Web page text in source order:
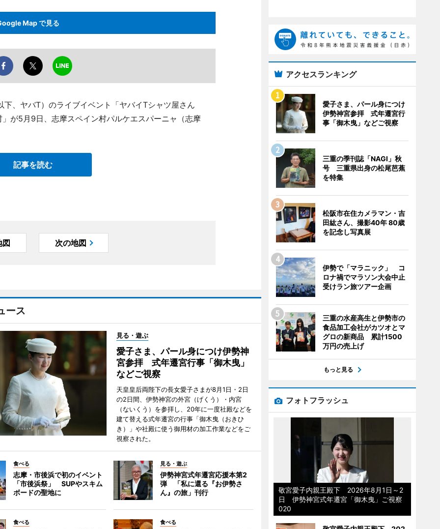
Map で見る
、ヤバT）のライブイベント「ヤバイTシャツ屋さん
が5月9日、志摩スペイン村パルケエスパーニャ（志摩
記事を読む
図 次の地図
ース
見る・遊ぶ
愛子さま、パール身につけ伊勢神
宮参拝 式年遷宮行事「御木曳」
などご視察
天皇皇后両陛下の長女愛子さまが8月1日・2日
の2日間、伊勢神宮の外宮（げくう）・内宮
（ないくう）を参拝し、20年に一度社殿などを
建て替える式年遷宮の行事「御木曳（おきひ
き）」や社殿に使う御用材の加工作業などをご
視察された。
食べる
志摩・市後浜で初のイベント
「市後浜祭」 SUPやスキム
ボードの聖地に
見る・遊ぶ
伊勢神宮式年遷宮応援本第2
弾 「私に還る『お伊勢さ
ん』の旅」刊行
食べる 食べる
アクセスランキング
愛子さま、パール身につけ
伊勢神宮参拝 式年遷宮行
事「御木曳」などご視察
三重の季刊誌「NAGI」秋
号 三重県出身の松尾芭蕉
を特集
松阪市在住カメラマン・吉
田紘さん、撮影40年 80歳
を記念し写真展
伊勢で「マラニック」 コ
ロナ禍でマラソン大会中止
受けラン旅ツアー企画
三重の水産高生と伊勢市の
食品加工会社がカツオとマ
グロの新商品 累計1500
万円の売上げ
もっと見る
フォトフラッシュ
敬宮愛子内親王殿下 2026年8月1日～2
日 伊勢神宮式年遷宮「御木曳」ご視察
020